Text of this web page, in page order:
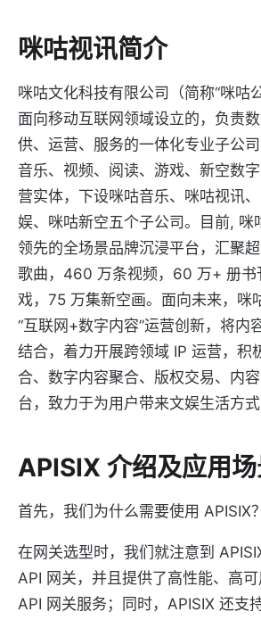
咪咕视讯简介
咪咕文化科技有限公司（简称“咪咕
面向移动互联网领域设立的，负责
供、运营、服务的一体化专业子公
音乐、视频、阅读、游戏、新空数
营实体，下设咪咕音乐、咪咕视讯
娱、咪咕新空五个子公司。目前, 咪
领先的全场景品牌沉浸平台，汇聚
歌曲，460 万条视频，60 万+ 册书
戏，75 万集新空画。面向未来，咪
“互联网+数字内容”运营创新，将内
结合，着力开展跨领域 IP 运营，积
合、数字内容聚合、版权交易、内
台，致力于为用户带来文娱生活方式
APISIX 介绍及应用
首先，我们为什么需要使用 APISIX？
在网关选型时，我们就注意到
API 网关，并且提供了高性能、高
API 网关服务；同时，APISIX 还支